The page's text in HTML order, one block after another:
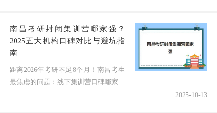
南昌考研封闭集训营哪家强？
2025五大机构口碑对比与避坑指
南
距离2026年考研不足8个月！南昌考生
最焦虑的问题：线下集训营口碑哪家更
2025-10-13